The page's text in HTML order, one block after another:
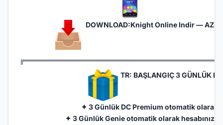
DOWNLOAD:Knight Online Indir —
TR: BAŞLANGIÇ 3 GÜNLÜK
✦ 3 Günlük DC Premium otomatik olarak
✦ 3 Günlük Genie otomatik olarak hesabınıza